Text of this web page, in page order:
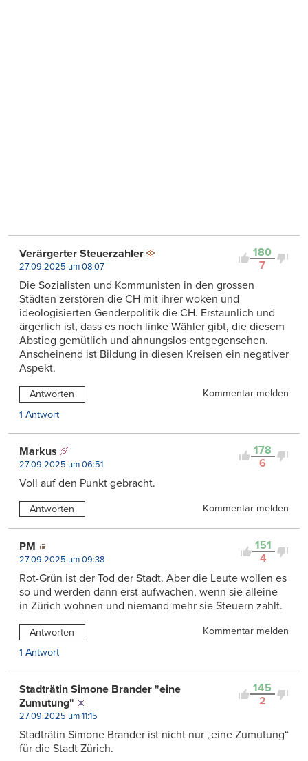
180
7
Verärgerter Steuerzahler
27.09.2025 um 08:07
Die Sozialisten und Kommunisten in den grossen
Städten zerstören die CH mit ihrer woken und
ideologisierten Genderpolitik die CH. Erstaunlich und
ärgerlich ist, dass es noch linke Wähler gibt, die diesem
Abstieg gemütlich und ahnungslos entgegensehen.
Anscheinend ist Bildung in diesen Kreisen ein negativer
Aspekt.
Antworten
Kommentar melden
1 Antwort
178
6
Markus
27.09.2025 um 06:51
Voll auf den Punkt gebracht.
Antworten Kommentar melden
151
4
PM
27.09.2025 um 09:38
Rot-Grün ist der Tod der Stadt. Aber die Leute wollen es
so und werden dann erst aufwachen, wenn sie alleine
in Zürich wohnen und niemand mehr sie Steuern zahlt.
Antworten
Kommentar melden
1 Antwort
145
2
Stadträtin Simone Brander "eine
Zumutung"
27.09.2025 um 11:15
Stadträtin Simone Brander ist nicht nur „eine Zumutung“
für die Stadt Zürich.